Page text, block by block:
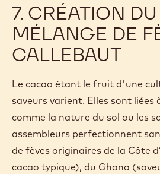
7. CRÉATION DU
MÉLANGE DE
CALLEBAUT
Le cacao étant le fruit d'une
saveurs varient. Elles sont
comme la nature du sol ou les
assembleurs perfectionnent
de fèves originaires de la Côte
cacao typique), du Ghana